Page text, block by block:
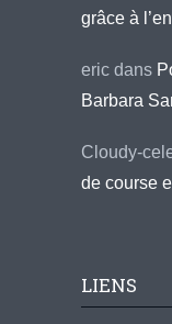
grâce à
eric dans
Barbara
Cloudy-
de course
LIENS